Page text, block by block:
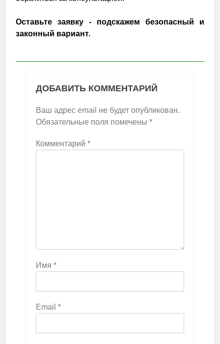
Оставьте заявку - подскажем безопасный и
законный вариант.
ДОБАВИТЬ КОММЕНТАРИЙ
Ваш адрес email не будет опубликован.
Обязательные поля помечены *
Комментарий *
Имя *
Email *